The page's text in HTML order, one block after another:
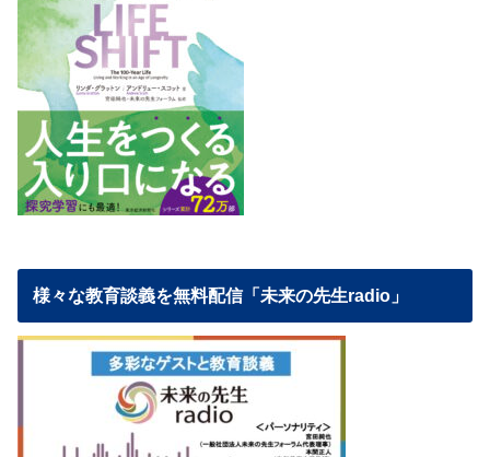
様々な教育談義を無料配信「未来の先生radio」